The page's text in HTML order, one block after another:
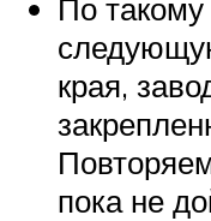
По
края,
пока не